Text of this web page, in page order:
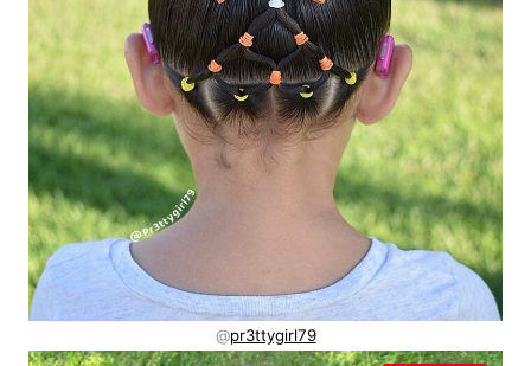
@pr3ttygirl79